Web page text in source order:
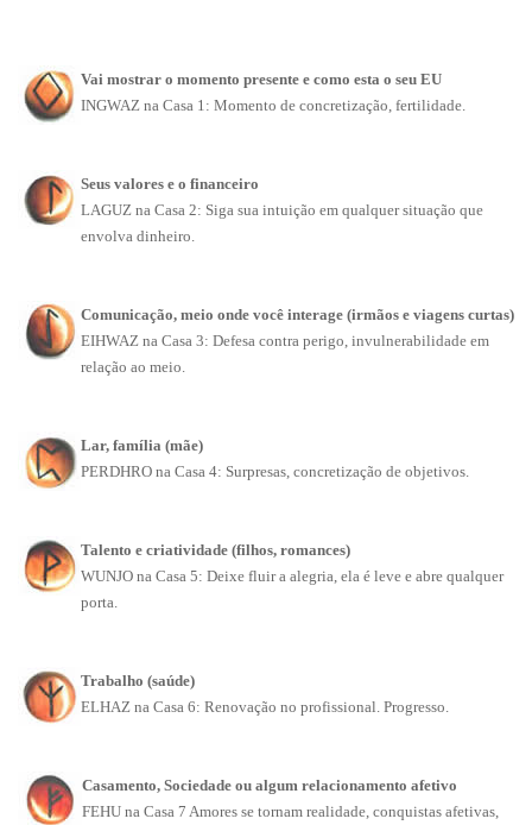
Vai mostrar o momento presente e como esta o seu EU
INGWAZ na Casa 1: Momento de concretização, fertilidade.
Seus valores e o financeiro
LAGUZ na Casa 2: Siga sua intuição em qualquer situação que
envolva dinheiro.
Comunicação, meio onde você interage (irmãos e viagens curtas)
EIHWAZ na Casa 3: Defesa contra perigo, invulnerabilidade em
relação ao meio.
Lar, família (mãe)
PERDHRO na Casa 4: Surpresas, concretização de objetivos.
Talento e criatividade (filhos, romances)
WUNJO na Casa 5: Deixe fluir a alegria, ela é leve e abre qualquer
porta.
Trabalho (saúde)
ELHAZ na Casa 6: Renovação no profissional. Progresso.
Casamento, Sociedade ou algum relacionamento afetivo
FEHU na Casa 7 Amores se tornam realidade, conquistas afetivas,